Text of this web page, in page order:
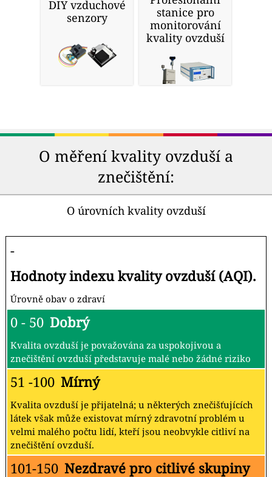
DIY vzduchové
senzory
stanice pro
monitorování
kvality ovzduší
O měření kvality ovzduší a
znečištění:
O úrovních kvality ovzduší
-
Hodnoty indexu kvality ovzduší (AQI).
Úrovně obav o zdraví
0 - 50 Dobrý
Kvalita ovzduší je považována za uspokojivou a
znečištění ovzduší představuje malé nebo žádné riziko
51 -100 Mírný
Kvalita ovzduší je přijatelná; u některých znečišťujících
látek však může existovat mírný zdravotní problém u
velmi malého počtu lidí, kteří jsou neobvykle citliví na
znečištění ovzduší.
101-150 Nezdravé pro citlivé skupiny